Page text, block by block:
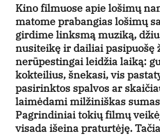
Kino filmuose apie lošimų
matome prabangias lošimų
girdime linksmą muziką,
nusiteikę ir dailiai pasipuošę
nerūpestingai leidžia laiką:
kokteilius, šnekasi, vis
pasirinktos spalvos ar
laimėdami milžiniškas
Pagrindiniai tokių filmų
visada išeina praturtėję.